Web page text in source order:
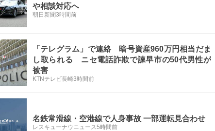
や相談対応へ
朝日新聞3時間前
「テレグラム」で連絡 暗号資産960万円相当だま
し取られる ニセ電話詐欺で諫早市の50代男性が
被害
KTNテレビ長崎3時間前
名鉄常滑線・空港線で人身事故 一部運転見合わせ
レスキューナウニュース5時間前